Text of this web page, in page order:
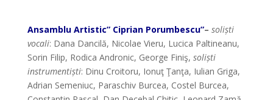
Ansamblu Artistic” Ciprian Porumbescu”– soliști
vocali: Dana Dancilă, Nicolae Vieru, Lucica Paltineanu,
Sorin Filip, Rodica Andronic, George Finiş, soliști
instrumentiști: Dinu Croitoru, Ionuţ Ţanţa, Iulian Griga,
Adrian Semeniuc, Paraschiv Burcea, Costel Burcea,